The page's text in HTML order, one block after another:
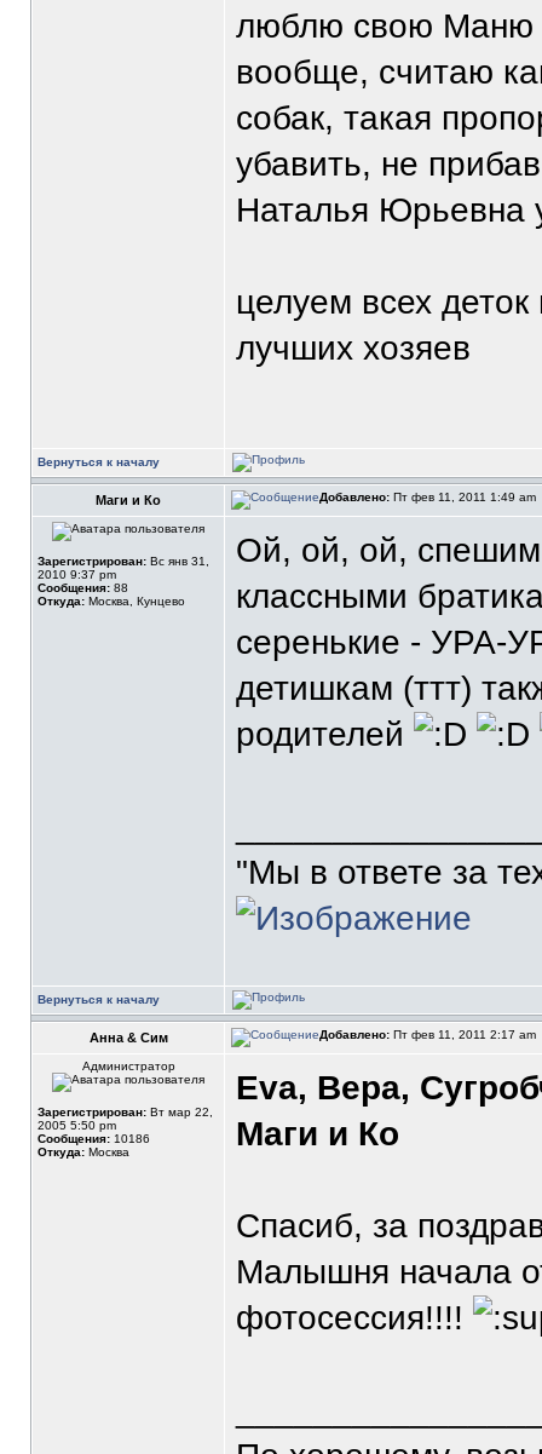
люблю свою Маню
вообще, считаю
собак, такая
убавить, не
Наталья Юрьевна
целуем всех
лучших хозяев
Вернуться к началу
Маги и Ко Добавлено: Пт фев 11, 2011 1:49 am
Зарегистрирован: Вс янв 31,
2010 9:37 pm
Сообщения: 88
Откуда: Москва, Кунцево
Ой, ой, ой, спешим
классными
серенькие - УРА-
детишкам (ттт)
родителей
"Мы в ответе за
Вернуться к началу
Анна & Сим Добавлено: Пт фев 11, 2011 2:17 am
Администратор
Зарегистрирован: Вт мар 22,
2005 5:50 pm
Сообщения: 10186
Откуда: Москва
Eva, Вера,
Маги и Ко
Спасиб, за
Малышня начала
фотосессия!!!!